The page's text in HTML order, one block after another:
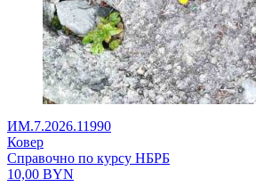
ИМ.7.2026.11990
Ковер
Справочно по курсу НБРБ
10,00 BYN